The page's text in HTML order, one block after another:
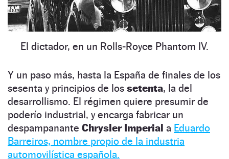
El dictador, en un Rolls-Royce Phantom IV.
Y un paso más, hasta la España de finales de los
sesenta y principios de los setenta, la del
desarrollismo. El régimen quiere presumir de
poderío industrial, y encarga fabricar un
despampanante Chrysler Imperial a Eduardo
Barreiros, nombre propio de la industria
automovilística española.